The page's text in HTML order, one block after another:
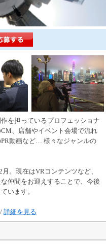
を担っているプロフェッショナ
、店舗やイベント会場で流れ
動画など… 様々なジャンルの
。現在はVRコンテンツなど、
仲間をお迎えすることで、今後
います。
詳細を見る